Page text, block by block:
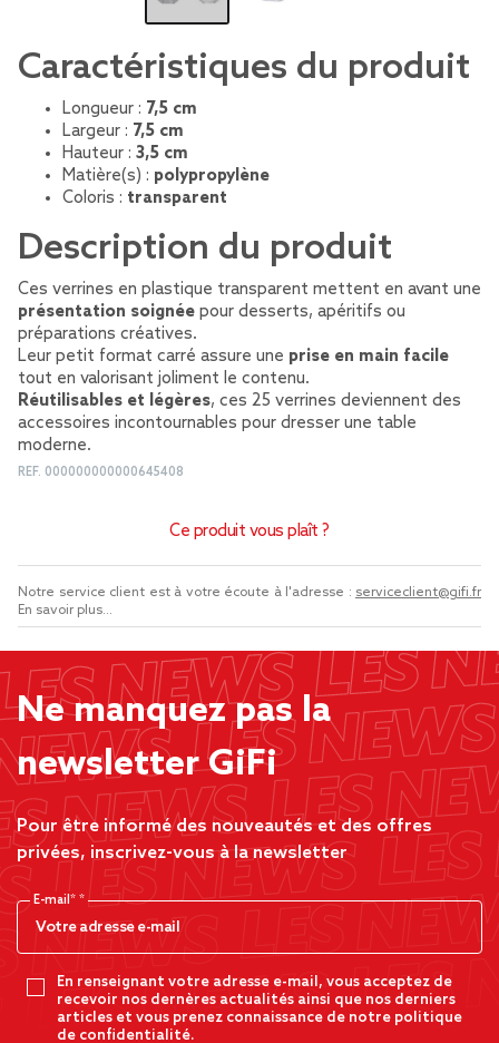
Caractéristiques du produit
Longueur : 7,5 cm
Largeur : 7,5 cm
Hauteur : 3,5 cm
Matière(s) : polypropylène
Coloris : transparent
Description du produit
Ces verrines en plastique transparent mettent en avant une
présentation soignée pour desserts, apéritifs ou
préparations créatives.
Leur petit format carré assure une prise en main facile
tout en valorisant joliment le contenu.
Réutilisables et légères, ces 25 verrines deviennent des
accessoires incontournables pour dresser une table
moderne.
REF. 000000000000645408
Ce produit vous plaît ?
Notre service client est à votre écoute à l'adresse : serviceclient@gifi.fr
En savoir plus...
Ne manquez pas la
newsletter GiFi
Pour être informé des nouveautés et des offres
privées, inscrivez-vous à la newsletter
E-mail*
En renseignant votre adresse e-mail, vous acceptez de
recevoir nos dernères actualités ainsi que nos derniers
articles et vous prenez connaissance de notre politique
de confidentialité.